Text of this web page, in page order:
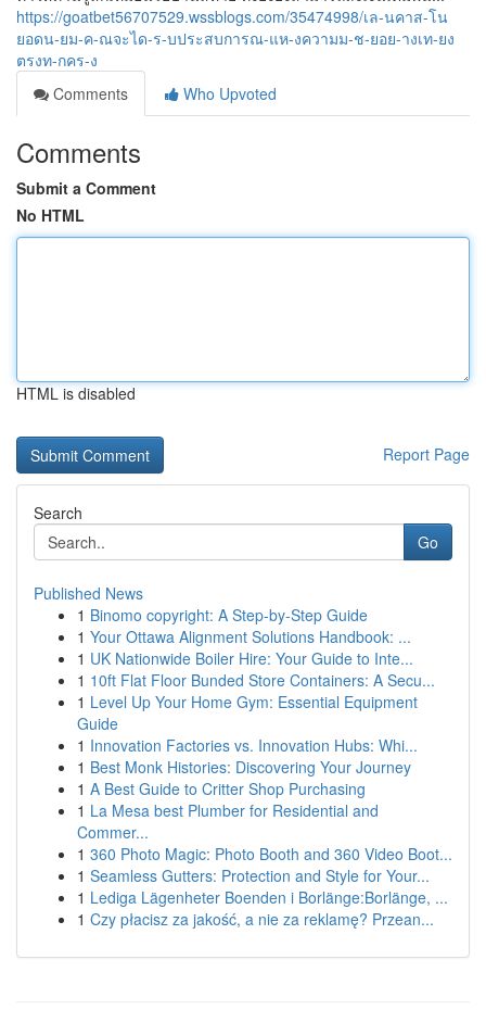
https://goatbet56707529.wssblogs.com/35474998/เล-นคาส-โน
ยอดน-ยม-ค-ณจะได-ร-บประสบการณ-แห-งความม-ช-ยอย-างเท-ยง
ตรงท-กคร-ง
Comments
Who Upvoted
Comments
Submit a Comment
No HTML
HTML is disabled
Report Page
Search
Go
Published News
1 Binomo copyright: A Step-by-Step Guide
1 Your Ottawa Alignment Solutions Handbook: ...
1 UK Nationwide Boiler Hire: Your Guide to Inte...
1 10ft Flat Floor Bunded Store Containers: A Secu...
1 Level Up Your Home Gym: Essential Equipment
Guide
1 Innovation Factories vs. Innovation Hubs: Whi...
1 Best Monk Histories: Discovering Your Journey
1 A Best Guide to Critter Shop Purchasing
1 La Mesa best Plumber for Residential and
Commer...
1 360 Photo Magic: Photo Booth and 360 Video Boot...
1 Seamless Gutters: Protection and Style for Your...
1 Lediga Lägenheter Boenden i Borlänge:Borlänge, ...
1 Czy płacisz za jakość, a nie za reklamę? Przean...